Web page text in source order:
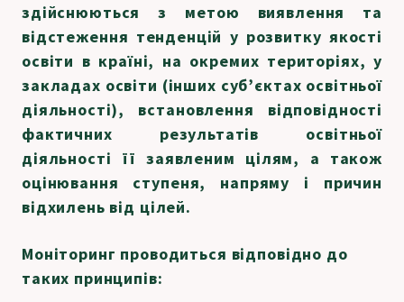
здійснюються з метою виявлення та
відстеження тенденцій у розвитку якості
освіти в країні, на окремих територіях, у
закладах освіти (інших суб’єктах освітньої
діяльності), встановлення відповідності
фактичних результатів освітньої
діяльності її заявленим цілям, а також
оцінювання ступеня, напряму і причин
відхилень від цілей.
Моніторинг проводиться відповідно до
таких принципів: